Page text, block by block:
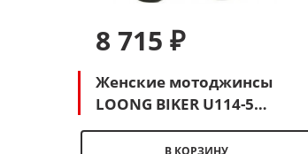
8 715 ₽
Женские мотоджинсы
LOONG BIKER U114-5
(черный)
В КОРЗИНУ